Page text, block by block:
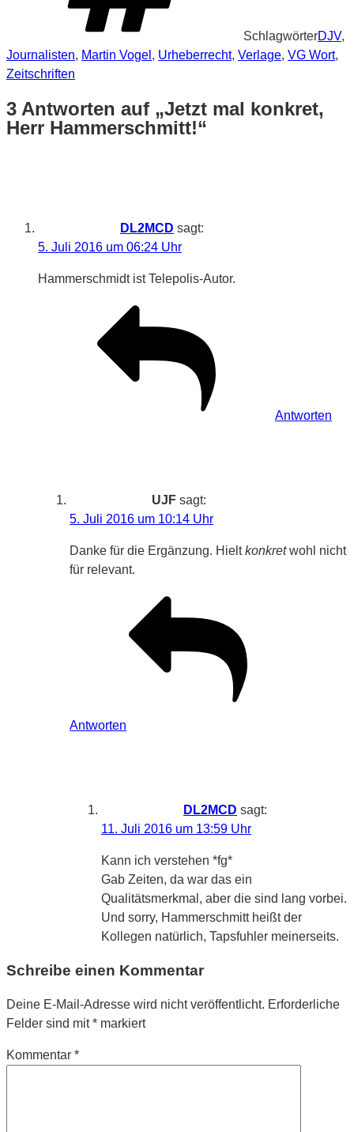
SchlagwörterDJV,
Journalisten, Martin Vogel , Urheberrecht, Verlage, VG Wort,
Zeitschriften
3 Antworten auf „Jetzt mal konkret,
Herr Hammerschmitt!“
DL2MCD sagt:
5. Juli 2016 um 06:24 Uhr
Hammerschmidt ist Telepolis-Autor.
Antworten
UJF sagt:
5. Juli 2016 um 10:14 Uhr
Danke für die Ergänzung. Hieltkonkretwohl nicht
für relevant.
Antworten
DL2MCD sagt:
11. Juli 2016 um 13:59 Uhr
Kann ich verstehen *fg*
Gab Zeiten, da war das ein
Qualitätsmerkmal, aber die sind lang vorbei.
Und sorry, Hammerschmitt heißt der
Kollegen natürlich, Tapsfuhler meinerseits.
Schreibe einen Kommentar
Deine E-Mail-Adresse wird nicht veröffentlicht. Erforderliche
Felder sind mit* markiert
Kommentar *